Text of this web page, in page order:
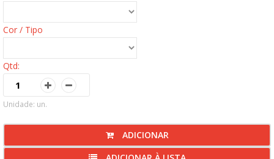
Cor / Tipo
Qtd:
Unidade: un.
ADICIONAR